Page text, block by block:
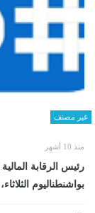
غير مصنف
منذ 10 أشهر
رئيس الرقابة
بواشنطناليوم الثلاثاء، 14 أكتوبر 2025 05:52 مـ